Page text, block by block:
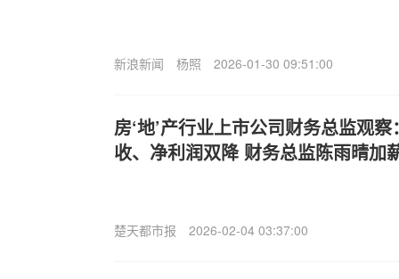
新浪新闻 杨照 2026-01-30 09:51:00
房‘地’产行业上市公司财务总监观
收、净利润双降 财务总监陈雨晴加
楚天都市报 2026-02-04 03:37:00